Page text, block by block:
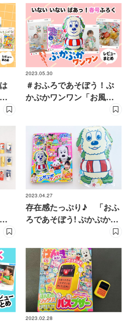
2023.05.30
＃おふろであそぼう！ぷ
かぷかワンワン「お風呂
に進んで入るようになっ
さ！」の声多数！
2023.04.27
存在感たっぷり♪ 「おふ
ろであそぼう! ぷかぷかワ
ンワン」をいち早く体験
2023.02.28